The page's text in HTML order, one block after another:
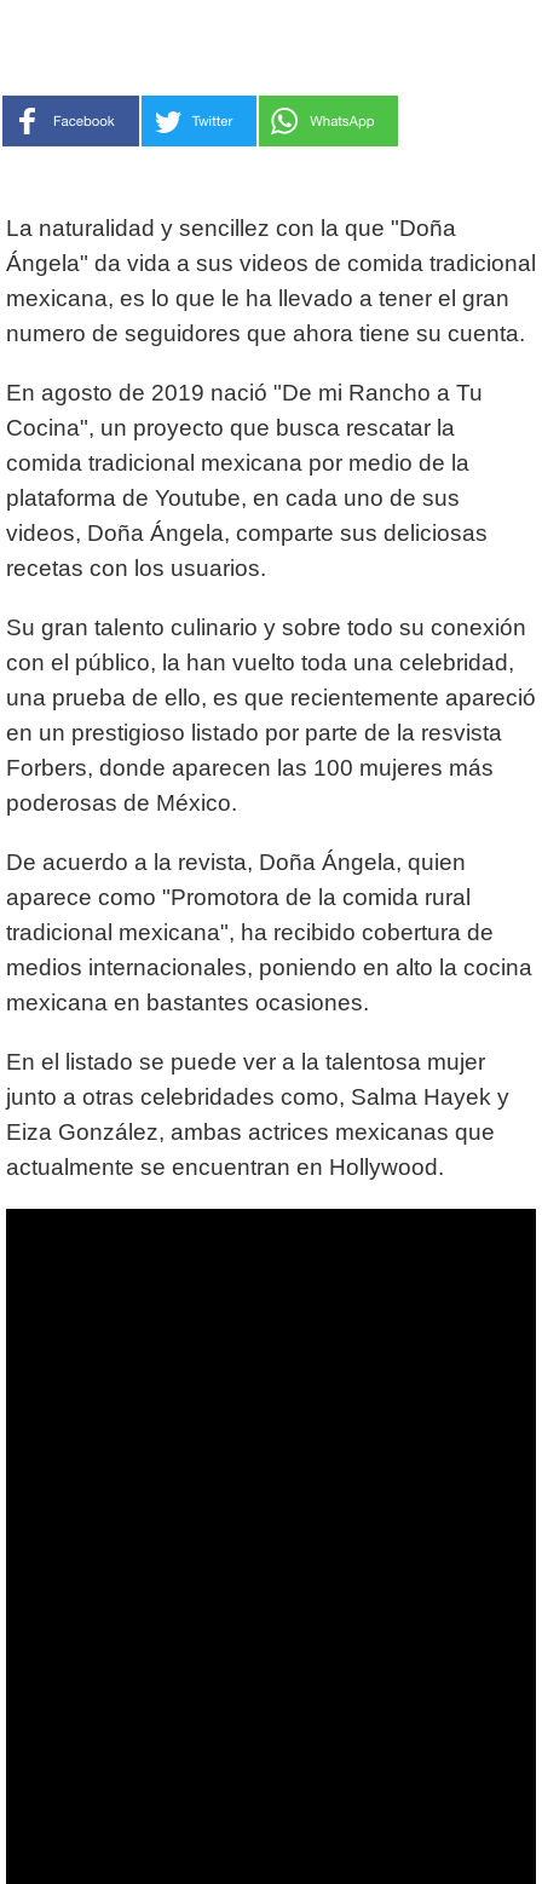
La naturalidad y sencillez con la que "Doña
Ángela" da vida a sus videos de comida tradicional
mexicana, es lo que le ha llevado a tener el gran
numero de seguidores que ahora tiene su cuenta.
En agosto de 2019 nació "De mi Rancho a Tu
Cocina", un proyecto que busca rescatar la
comida tradicional mexicana por medio de la
plataforma de Youtube, en cada uno de sus
videos, Doña Ángela, comparte sus deliciosas
recetas con los usuarios.
Su gran talento culinario y sobre todo su conexión
con el público, la han vuelto toda una celebridad,
una prueba de ello, es que recientemente apareció
en un prestigioso listado por parte de la resvista
Forbers, donde aparecen las 100 mujeres más
poderosas de México.
De acuerdo a la revista, Doña Ángela, quien
aparece como "Promotora de la comida rural
tradicional mexicana", ha recibido cobertura de
medios internacionales, poniendo en alto la cocina
mexicana en bastantes ocasiones.
En el listado se puede ver a la talentosa mujer
junto a otras celebridades como, Salma Hayek y
Eiza González, ambas actrices mexicanas que
actualmente se encuentran en Hollywood.